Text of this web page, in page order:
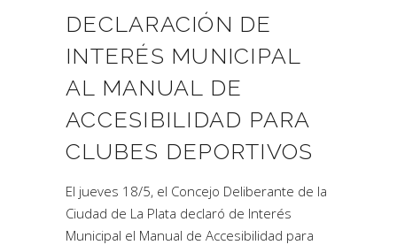
DECLARACIÓN DE
INTERÉS MUNICIPAL
AL MANUAL DE
ACCESIBILIDAD PARA
CLUBES DEPORTIVOS
El jueves 18/5, el Concejo Deliberante de la
Ciudad de La Plata declaró de Interés
Municipal el Manual de Accesibilidad para